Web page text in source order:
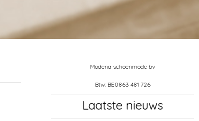
Modena schoenmode bv
Btw: BE0863 481 726
Laatste nieuws